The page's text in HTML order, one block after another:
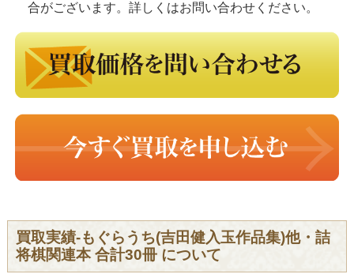
合がございます。詳しくはお問い合わせください。
買取実績-もぐらうち(吉田健入玉作品集)他・詰
将棋関連本 合計30冊 について